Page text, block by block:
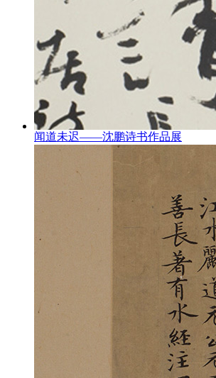
闻道未迟——沈鹏诗书作品展